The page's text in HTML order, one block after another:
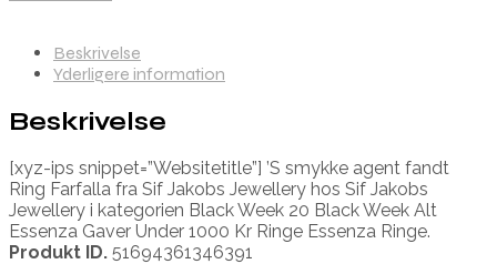
Beskrivelse
Yderligere information
Beskrivelse
[xyz-ips snippet=”Websitetitle”] ’S smykke agent fandt
Ring Farfalla fra Sif Jakobs Jewellery hos Sif Jakobs
Jewellery i kategorien Black Week 20 Black Week Alt
Essenza Gaver Under 1000 Kr Ringe Essenza Ringe.
Produkt ID. 51694361346391